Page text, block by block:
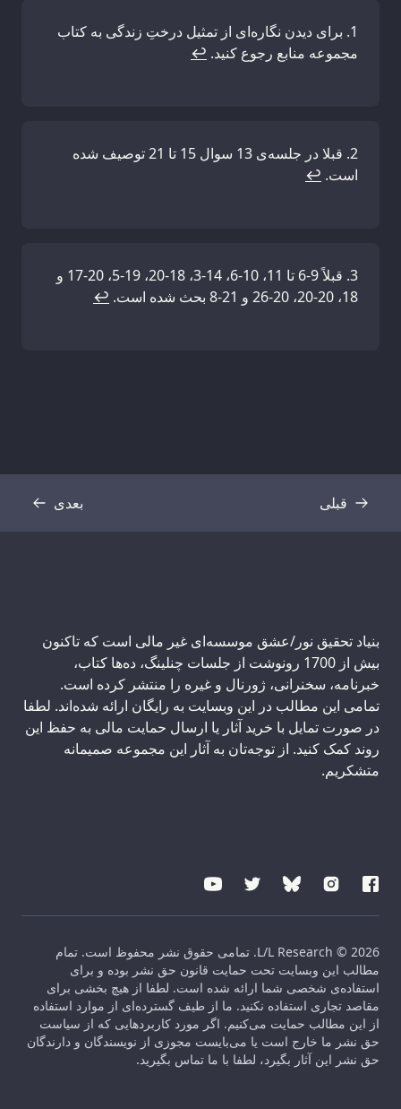
برای دیدن نگاره‌ای از تمثیل درختِ زندگی به کتاب
مجموعه‌ منابع رجوع کنید. ↩
قبلا در جلسه‌ی 13 سوال 15 تا 21 توصیف شده
است. ↩
قبلاً 9-6 تا 11، 10-6، 14-3، 18-20، 19-5، 20-17 و
18، 20-20، 20-26 و 21-8 بحث شده است.
↩
قبلی
رونوشت بعدی
رونوشت
بنیاد تحقیق نور/عشق موسسه‌ای غیر مالی است که تاکنون
بیش از 1700 رونوشت از جلسات چنلینگ، ده‌ها کتاب،
خبرنامه، سخنرانی، ژورنال و غیره را منتشر کرده است.
تمامی این مطالب در این وبسایت به رایگان ارائه شده‌اند. لطفا
در صورت تمایل با خرید آثار یا ارسال حمایت مالی به حفظ این
روند کمک کنید. از توجه‌تان به آثار این مجموعه صمیمانه
متشکریم.
L/L Research © 2026. تمامی حقوق نشر محفوظ است. تمام
مطالب این وبسایت تحت حمایت قانون حق نشر بوده و برای
استفاده‌ی شخصی شما ارائه شده است. لطفا از هیچ بخشی برای
مقاصد تجاری استفاده نکنید. ما از طیف گسترده‌ای از موارد استفاده
از این مطالب حمایت می‌کنیم. اگر مورد کاربردهایی که از سیاست
حق نشر ما خارج است یا می‌بایست مجوزی از نویسندگان و دارندگان
حق نشر این آثار بگیرد، لطفا با ما تماس بگیرید.